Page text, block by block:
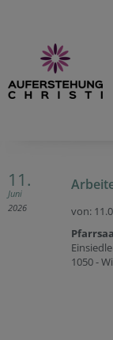
11.
Juni
2026
von:
1050 -